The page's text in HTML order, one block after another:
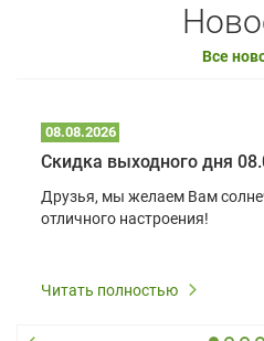
Все
08.08.2026
Скидка выходного дня
Друзья, мы желаем Вам
отличного настроения!
Читать полностью